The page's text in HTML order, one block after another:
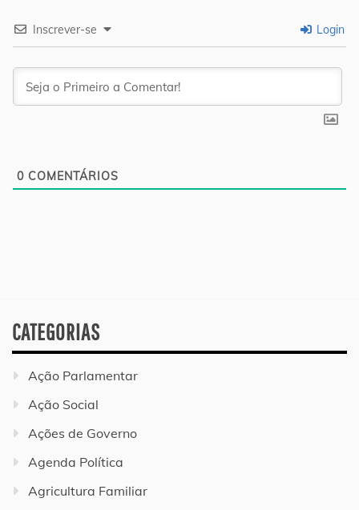
Inscrever-se Login
0 COMENTÁRIOS
CATEGORIAS
Ação Parlamentar
Ação Social
Ações de Governo
Agenda Política
Agricultura Familiar